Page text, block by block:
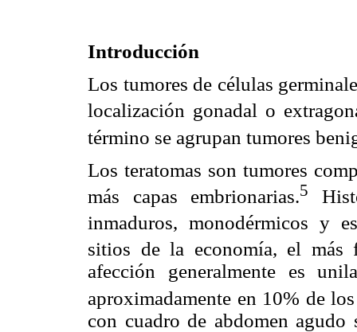
Introducción
Los tumores de células
localización gonadal o
término se agrupan tumores
Los teratomas son tumores
más capas embrionarias.5
inmaduros, monodérmicos y
sitios de la economía, el más
afección generalmente es
aproximadamente en 10% de
con cuadro de abdomen